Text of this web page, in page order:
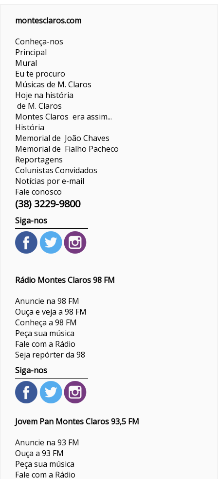
montesclaros.com
Conheça-nos
Principal
Mural
Eu te procuro
Músicas de M. Claros
Hoje na história
de M. Claros
Montes Claros era assim...
História
Memorial de João Chaves
Memorial de Fialho Pacheco
Reportagens
ColunistasConvidados
Notícias por e-mail
Fale conosco
(38) 3229-9800
Siga-nos
Rádio Montes Claros 98 FM
Anuncie na 98 FM
Ouça e veja a 98 FM
Conheça a 98 FM
Peça sua música
Fale com a Rádio
Seja repórter da 98
Siga-nos
Jovem Pan Montes Claros 93,5 FM
Anuncie na 93 FM
Ouça a 93 FM
Peça sua música
Fale com a Rádio